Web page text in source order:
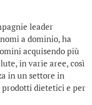
leader
a dominio, ha
acquisendo più
in varie aree, così
in un settore in
prodotti dietetici e per